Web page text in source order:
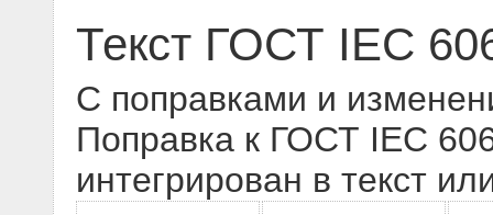
Текст ГОСТ IEC
С поправками и
Поправка к ГОСТ IEC
интегрирован в текст